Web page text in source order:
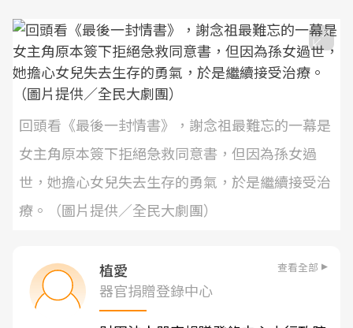
回頭看《最後一封情書》，謝念祖最難忘的一幕是
女主角原本簽下拒絕急救同意書，但因為孫女過
世，她擔心女兒失去生存的勇氣，於是繼續接受治
療。（圖片提供／全民大劇團）
植愛 查看全部
器官捐贈登錄中心